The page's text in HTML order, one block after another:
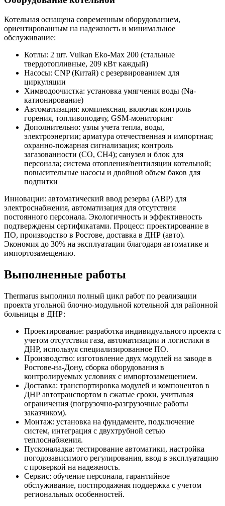
Котельная оснащена современным оборудованием,
ориентированным на надежность и минимальное
обслуживание:
Котлы: 2 шт. Vulkan Eko-Max 200 (стальные
твердотопливные, 209 кВт каждый)
Насосы: CNP (Китай) с резервированием для
циркуляции
Химводоочистка: установка умягчения воды (Na-
катионирование)
Автоматизация: комплексная, включая контроль
горения, топливоподачу, GSM-мониторинг
Дополнительно: узлы учета тепла, воды,
электроэнергии; арматура отечественная и импортная;
охранно-пожарная сигнализация; контроль
загазованности (СО, СН4); санузел и блок для
персонала; система отопления/вентиляции котельной;
повысительные насосы и двойной объем баков для
подпитки
Инновации: автоматический ввод резерва (АВР) для
электроснабжения, автоматизация для отсутствия
постоянного персонала. Экологичность и эффективность
подтверждены сертификатами. Процесс: проектирование в
ПО, производство в Ростове, доставка в ДНР (авто).
Экономия до 30% на эксплуатации благодаря автоматике и
импортозамещению.
Выполненные работы
Thermarus выполнил полный цикл работ по реализации
проекта угольной блочно-модульной котельной для районной
больницы в ДНР:
Проектирование: разработка индивидуального проекта с
учетом отсутствия газа, автоматизации и логистики в
ДНР, используя специализированное ПО.
Производство: изготовление двух модулей на заводе в
Ростове-на-Дону, сборка оборудования в
контролируемых условиях с импортозамещением.
Доставка: транспортировка модулей и компонентов в
ДНР автотранспортом в сжатые сроки, учитывая
ограничения (погрузочно-разгрузочные работы
заказчиком).
Монтаж: установка на фундаменте, подключение
систем, интеграция с двухтрубной сетью
теплоснабжения.
Пусконаладка: тестирование автоматики, настройка
погодозависимого регулирования, ввод в эксплуатацию
с проверкой на надежность.
Сервис: обучение персонала, гарантийное
обслуживание, постпродажная поддержка с учетом
региональных особенностей.